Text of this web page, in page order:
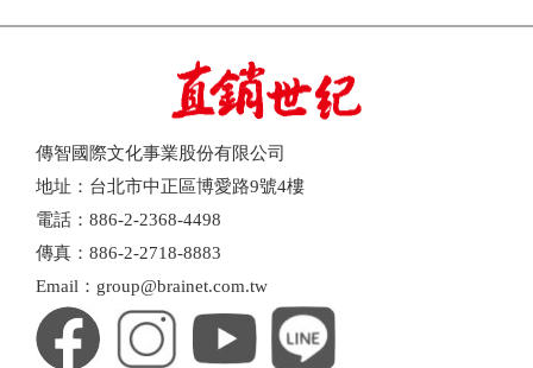
傳智國際文化事業股份有限公司
地址：台北市中正區博愛路9號4樓
電話：886-2-2368-4498
傳真：886-2-2718-8883
Email：group@brainet.com.tw